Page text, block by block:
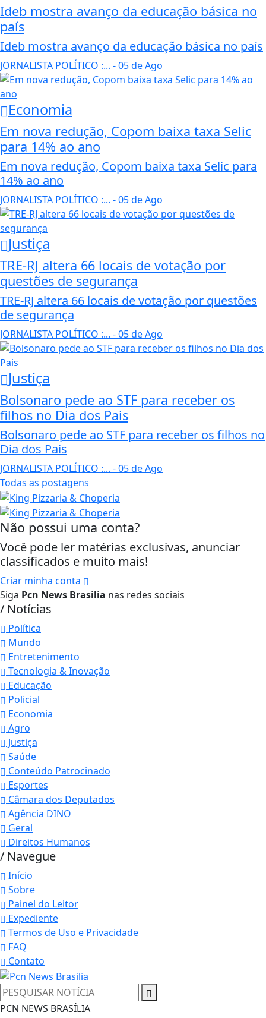
Ideb mostra avanço da educação básica no
país
Ideb mostra avanço da educação básica no país
JORNALISTA POLÍTICO :... - 05 de Ago
Economia
Em nova redução, Copom baixa taxa Selic
para 14% ao ano
Em nova redução, Copom baixa taxa Selic para
14% ao ano
JORNALISTA POLÍTICO :... - 05 de Ago
Justiça
TRE-RJ altera 66 locais de votação por
questões de segurança
TRE-RJ altera 66 locais de votação por questões
de segurança
JORNALISTA POLÍTICO :... - 05 de Ago
Justiça
Bolsonaro pede ao STF para receber os
filhos no Dia dos Pais
Bolsonaro pede ao STF para receber os filhos no
Dia dos Pais
JORNALISTA POLÍTICO :... - 05 de Ago
Todas as postagens
Não possui uma conta?
Você pode ler matérias exclusivas, anunciar
classificados e muito mais!
Criar minha conta
Siga Pcn News Brasilia nas redes sociais
/ Notícias
Política
Mundo
Entretenimento
Tecnologia & Inovação
Educação
Policial
Economia
Agro
Justiça
Saúde
Conteúdo Patrocinado
Esportes
Câmara dos Deputados
Agência DINO
Geral
Direitos Humanos
/ Navegue
Início
Sobre
Painel do Leitor
Expediente
Termos de Uso e Privacidade
FAQ
Contato
PCN NEWS BRASÍLIA
Termos de Uso e Privacidade